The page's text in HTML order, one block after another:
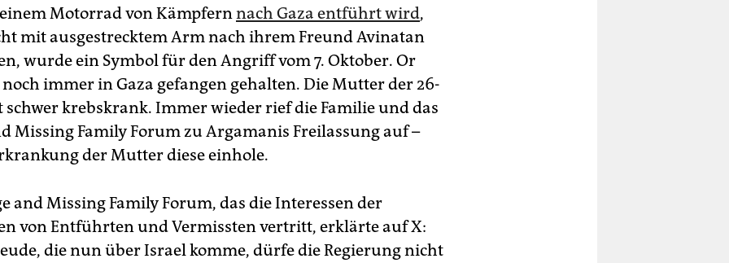
Motorrad von Kämpfernnach Gaza entführt wird,
mit ausgestrecktem Arm nach ihrem Freund Avinatan
wurde ein Symbol für den Angriff vom 7. Oktober. Or
immer in Gaza gefangen gehalten. Die Mutter der 26-
schwer krebskrank. Immer wieder rief die Familie und das
Missing Family Forum zu Argamanis Freilassung auf –
der Mutter diese einhole.
and Missing Family Forum, das die Interessen der
von Entführten und Vermissten vertritt, erklärte auf X:
die nun über Israel komme, dürfe die Regierung nicht